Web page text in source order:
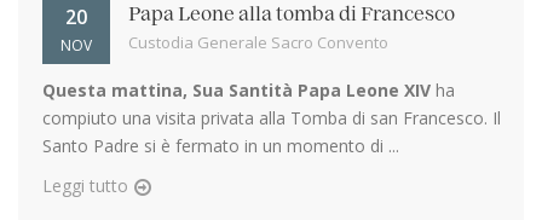
20
NOV
Papa Leone alla tomba di Francesco
Custodia Generale Sacro Convento
Questa mattina, Sua Santità Papa Leone XIV ha
compiuto una visita privata alla Tomba di san Francesco. Il
Santo Padre si è fermato in un momento di ...
Leggi tutto